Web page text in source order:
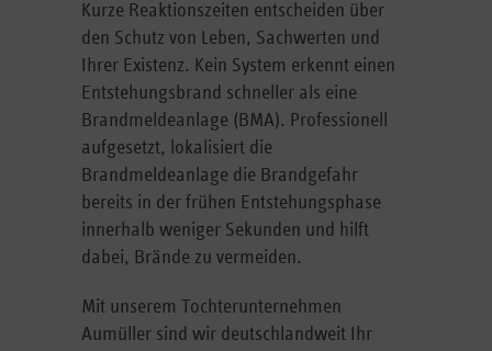
Kurze Reaktionszeiten entscheiden über
den Schutz von Leben, Sachwerten und
Ihrer Existenz. Kein System erkennt einen
Entstehungsbrand schneller als eine
Brandmeldeanlage (BMA). Professionell
aufgesetzt, lokalisiert die
Brandmeldeanlage die Brandgefahr
bereits in der frühen Entstehungsphase
innerhalb weniger Sekunden und hilft
dabei, Brände zu vermeiden.
Mit unserem Tochterunternehmen
Aumüller sind wir deutschlandweit Ihr